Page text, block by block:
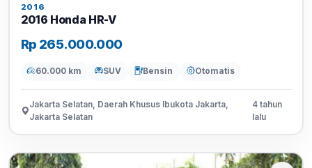
2016
2016 Honda HR-V
Rp 265.000.000
60.000 km SUV Bensin Otomatis
Jakarta Selatan, Daerah Khusus Ibukota Jakarta,
Jakarta Selatan
4 tahun
lalu